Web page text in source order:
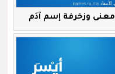
معنى وزخرفة إسم آدَم